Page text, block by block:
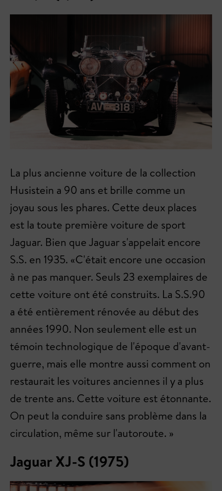
La plus ancienne voiture de la collection
Husistein a 90 ans et brille comme un
joyau sous les phares. Cette deux places
est la toute première voiture de sport
Jaguar. Bien que Jaguar s'appelait encore
S.S. en 1935. «C'était encore une occasion
à ne pas manquer. Seuls 23 exemplaires de
cette voiture ont été construits. La S.S.90
a été entièrement rénovée au début des
années 1990. Non seulement elle est un
témoin technologique de l'époque d'avant-
guerre, mais elle montre aussi comment on
restaurait les voitures anciennes il y a plus
de trente ans. Cette voiture est étonnante.
On peut la conduire sans problème dans la
circulation, même sur l'autoroute. »
Jaguar XJ-S (1975)